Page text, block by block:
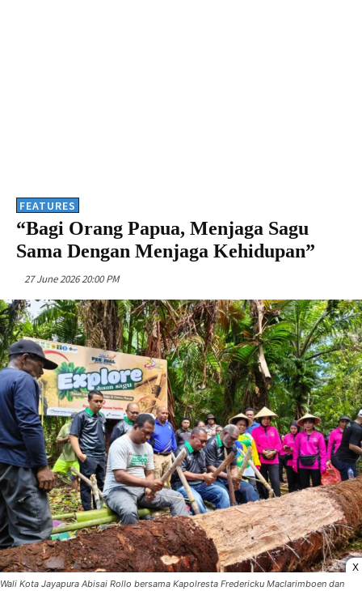
FEATURES
“Bagi Orang Papua, Menjaga Sagu
Sama Dengan Menjaga Kehidupan”
27 June 2026 20:00 PM
X
Wali Kota Jayapura Abisai Rollo bersama Kapolresta Fredericku Maclarimboen dan